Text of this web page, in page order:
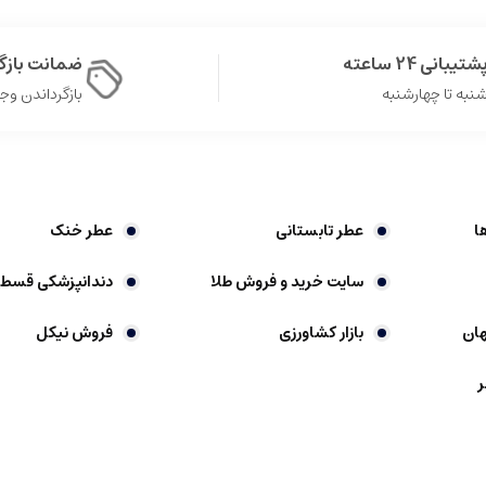
پشت گوش ها.
هستند که نقش مهمی در نشان دادن شخصیت، افزایش اعتماد به نفس و
است که ویژگی های خاص خود را دارد.
پشتیبانی 24 ساعته
شنبه تا چهارشنبه
ضمانت
بازگرداندن وجه
عطر تابستانی
عطر خنک
سایت خرید و فروش طلا
دندانپزشکی
بازار کشاورزی
فروش نیکل